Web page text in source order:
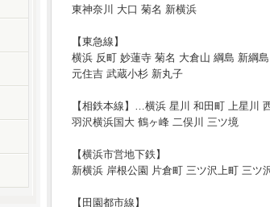
東神奈川 大口 菊名 新横浜
【東急線】
横浜 反町 妙蓮寺 菊名 大倉山 綱島 新綱
元住吉 武蔵小杉 新丸子
【相鉄本線】…横浜 星川 和田町 上星川
羽沢横浜国大 鶴ヶ峰 二俣川 三ツ境
【横浜市営地下鉄】
新横浜 岸根公園 片倉町 三ツ沢上町 三ツ
【田園都市線】